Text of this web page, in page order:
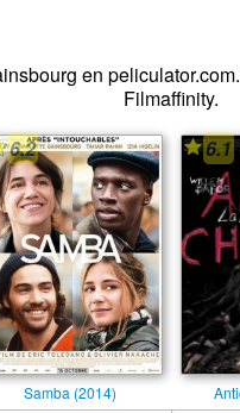
en
Filmaffinity.
6.2
Samba (2014)
6.1